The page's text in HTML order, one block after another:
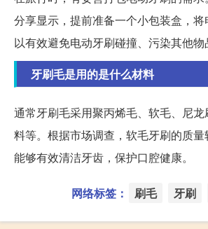
分享显示，提前准备一个小包装盒，
以有效避免电动牙刷碰撞、污染其他物
牙刷毛是用的是什么材料
通常牙刷毛采用聚丙烯毛、软毛、尼
料等。根据市场调查，软毛牙刷的质量
能够有效清洁牙齿，保护口腔健康。
网络标签： 刷毛 牙刷